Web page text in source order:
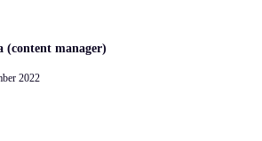
manager)
2022